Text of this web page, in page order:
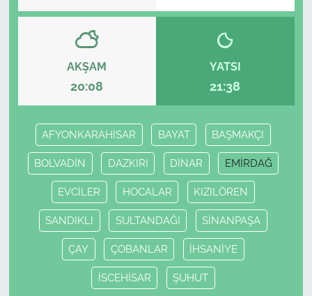
AKŞAM
20:08
YATSI
21:38
AFYONKARAHİSAR BAYAT BAŞMAKÇI
BOLVADİN DAZKIRI DİNAR EMİRDAĞ
EVCİLER HOCALAR KIZILÖREN
SANDIKLI SULTANDAĞI SİNANPAŞA
ÇAY ÇOBANLAR İHSANİYE
İSCEHİSAR ŞUHUT